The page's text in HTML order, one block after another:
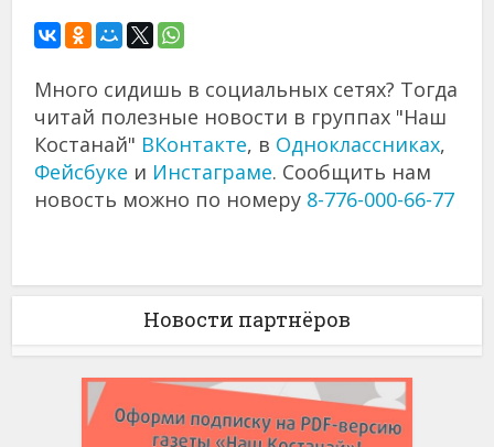
Много сидишь в социальных сетях? Тогда
читай полезные новости в группах "Наш
Костанай" ВКонтакте, в Одноклассниках,
Фейсбуке и Инстаграме. Сообщить нам
новость можно по номеру 8-776-000-66-77
Новости партнёров